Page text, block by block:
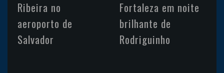
Ribeira no
aeroporto de
Salvador
Fortaleza em noite
brilhante de
Rodriguinho